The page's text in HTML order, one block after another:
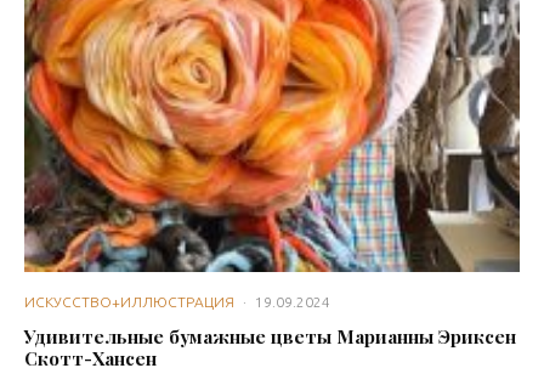
ИСКУССТВО+ИЛЛЮСТРАЦИЯ · 19.09.2024
Удивительные бумажные цветы Марианны Эриксен
Скотт-Хансен